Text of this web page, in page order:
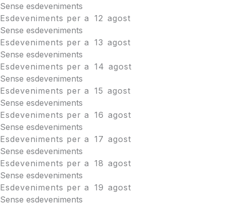
Sense esdeveniments
Esdeveniments per a 12 agost
Sense esdeveniments
Esdeveniments per a 13 agost
Sense esdeveniments
Esdeveniments per a 14 agost
Sense esdeveniments
Esdeveniments per a 15 agost
Sense esdeveniments
Esdeveniments per a 16 agost
Sense esdeveniments
Esdeveniments per a 17 agost
Sense esdeveniments
Esdeveniments per a 18 agost
Sense esdeveniments
Esdeveniments per a 19 agost
Sense esdeveniments